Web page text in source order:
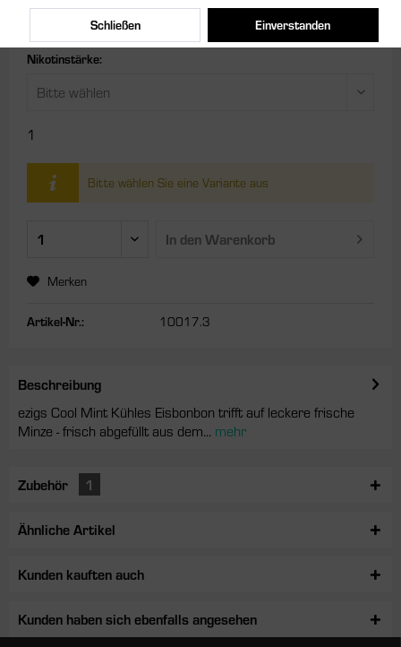
Nikotinstärke:
1
Bitte wählen Sie eine Variante aus
In den Warenkorb
Merken
Artikel-Nr.: 10017.3
Beschreibung
ezigs Cool Mint Kühles Eisbonbon trifft auf leckere frische
Minze - frisch abgefüllt aus dem... mehr
Zubehör 1
Ähnliche Artikel
Kunden kauften auch
Kunden haben sich ebenfalls angesehen
Einverstanden
Schließen